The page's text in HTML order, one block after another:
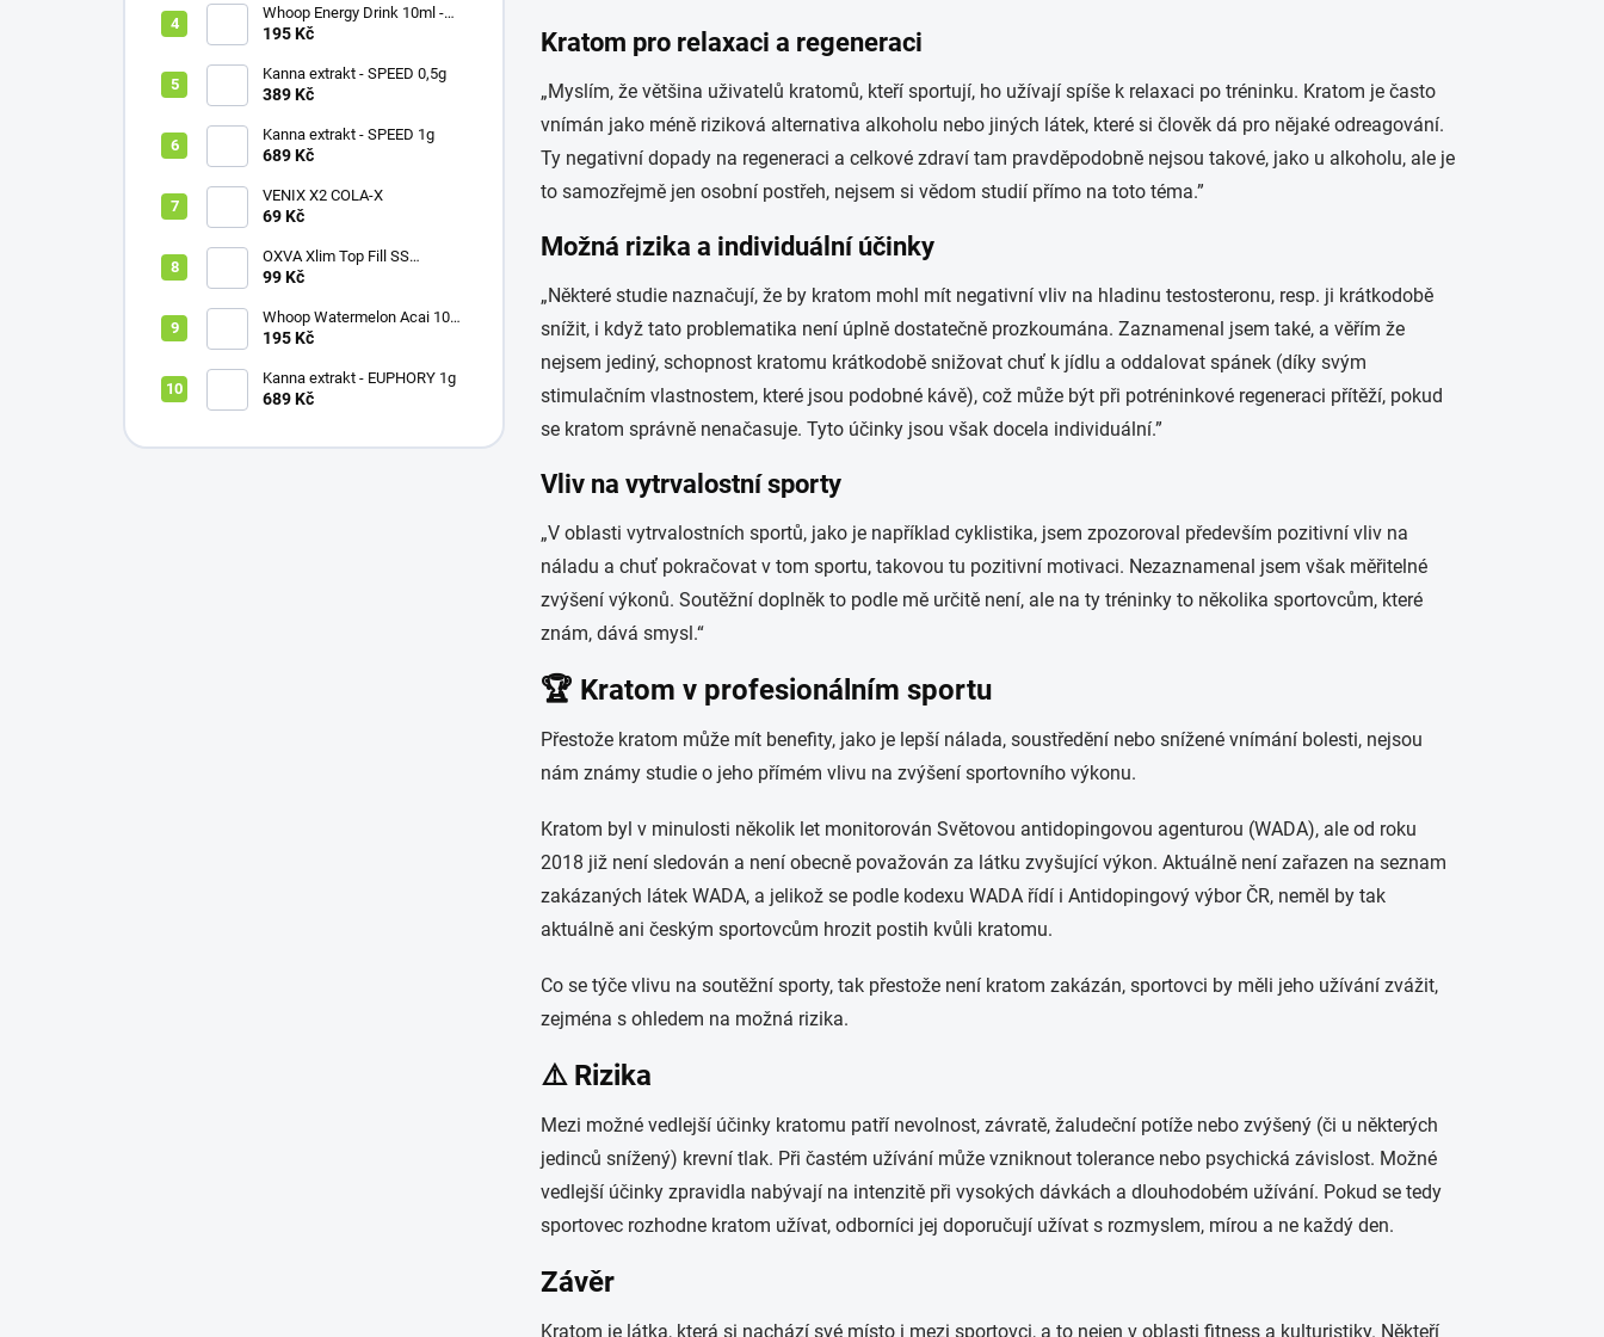
Whoop Energy Drink 10ml -
Solný liquid Nikotin: 20mg
195 Kč
Kanna extrakt - SPEED 0,5g
389 Kč
Kanna extrakt - SPEED 1g
689 Kč
VENIX X2 COLA-X
69 Kč
OXVA Xlim Top Fill SS
náhradní cartridge 0.8ohm
99 Kč
Whoop Watermelon Acai 10ml
- Solný liquid Nikotin: 20mg
195 Kč
Kanna extrakt - EUPHORY 1g
689 Kč
Kratom pro relaxaci a regeneraci
„Myslím, že většina uživatelů kratomů, kteří sportují, ho užívají spíše k relaxaci po tréninku. Kratom je často
vnímán jako méně riziková alternativa alkoholu nebo jiných látek, které si člověk dá pro nějaké odreagování.
Ty negativní dopady na regeneraci a celkové zdraví tam pravděpodobně nejsou takové, jako u alkoholu, ale je
to samozřejmě jen osobní postřeh, nejsem si vědom studií přímo na toto téma.”
Možná rizika a individuální účinky
„Některé studie naznačují, že by kratom mohl mít negativní vliv na hladinu testosteronu, resp. ji krátkodobě
snížit, i když tato problematika není úplně dostatečně prozkoumána. Zaznamenal jsem také, a věřím že
nejsem jediný, schopnost kratomu krátkodobě snižovat chuť k jídlu a oddalovat spánek (díky svým
stimulačním vlastnostem, které jsou podobné kávě), což může být při potréninkové regeneraci přítěží, pokud
se kratom správně nenačasuje. Tyto účinky jsou však docela individuální.”
Vliv na vytrvalostní sporty
„V oblasti vytrvalostních sportů, jako je například cyklistika, jsem zpozoroval především pozitivní vliv na
náladu a chuť pokračovat v tom sportu, takovou tu pozitivní motivaci. Nezaznamenal jsem však měřitelné
zvýšení výkonů. Soutěžní doplněk to podle mě určitě není, ale na ty tréninky to několika sportovcům, které
znám, dává smysl.“
🏆 Kratom v profesionálním sportu
Přestože kratom může mít benefity, jako je lepší nálada, soustředění nebo snížené vnímání bolesti, nejsou
nám známy studie o jeho přímém vlivu na zvýšení sportovního výkonu.
Kratom byl v minulosti několik let monitorován Světovou antidopingovou agenturou (WADA), ale od roku
2018 již není sledován a není obecně považován za látku zvyšující výkon. Aktuálně není zařazen na seznam
zakázaných látek WADA, a jelikož se podle kodexu WADA řídí i Antidopingový výbor ČR, neměl by tak
aktuálně ani českým sportovcům hrozit postih kvůli kratomu.
Co se týče vlivu na soutěžní sporty, tak přestože není kratom zakázán, sportovci by měli jeho užívání zvážit,
zejména s ohledem na možná rizika.
⚠️ Rizika
Mezi možné vedlejší účinky kratomu patří nevolnost, závratě, žaludeční potíže nebo zvýšený (či u některých
jedinců snížený) krevní tlak. Při častém užívání může vzniknout tolerance nebo psychická závislost. Možné
vedlejší účinky zpravidla nabývají na intenzitě při vysokých dávkách a dlouhodobém užívání. Pokud se tedy
sportovec rozhodne kratom užívat, odborníci jej doporučují užívat s rozmyslem, mírou a ne každý den.
Závěr
Kratom je látka, která si nachází své místo i mezi sportovci, a to nejen v oblasti fitness a kulturistiky. Někteří